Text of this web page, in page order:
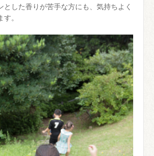
とした香りが苦手な方にも、気持ちよく
。